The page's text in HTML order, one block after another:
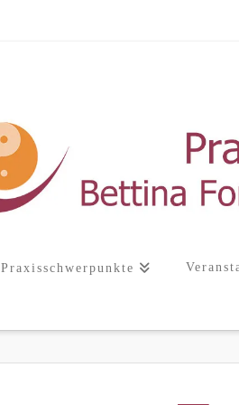
Praxisschwerpunkte